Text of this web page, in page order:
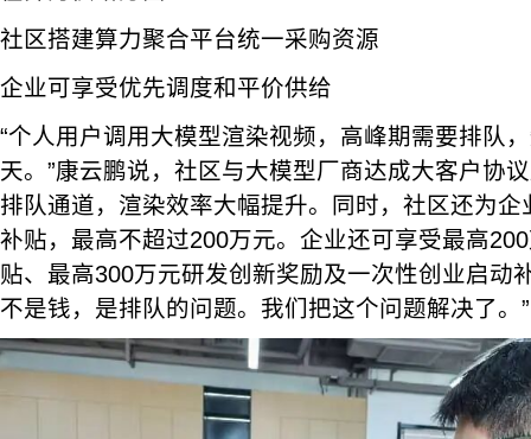
社区搭建算力聚合平台统一采购资源
企业可享受优先调度和平价供给
“个人用户调用大模型渲染视频，高峰期需要排队
天。”康云鹏说，社区与大模型厂商达成大客户协
排队通道，渲染效率大幅提升。同时，社区还为
补贴，最高不超过200万元。企业还可享受最高
贴、最高300万元研发创新奖励及一次性创业启动
不是钱，是排队的问题。我们把这个问题解决了。”